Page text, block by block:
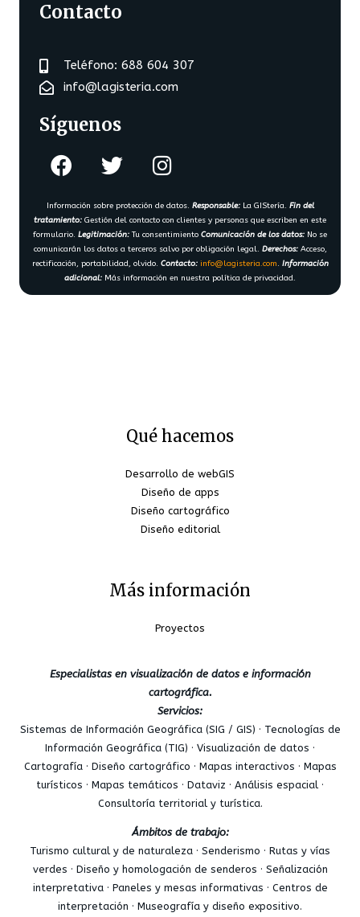
Contacto
Teléfono: 688 604 307
info@lagisteria.com
Síguenos
Información sobre protección de datos. Responsable:La GIStería. Fin del
tratamiento: Gestión del contacto con clientes y personas que escriben en este
formulario. Legitimación: Tu consentimiento Comunicación de los datos: No se
comunicarán los datos a terceros salvo por obligación legal. Derechos:Acceso,
rectificación, portabilidad, olvido. Contacto: info@lagisteria.com. Información
adicional: Más información en nuestra política de privacidad.
Qué hacemos
Desarrollo de webGIS
Diseño de apps
Diseño cartográfico
Diseño editorial
Más información
Proyectos
Especialistas en visualización de datos e información
cartográfica.
Servicios:
Sistemas de Información Geográfica (SIG / GIS) · Tecnologías de
Información Geográfica (TIG) · Visualización de datos ·
Cartografía · Diseño cartográfico · Mapas interactivos · Mapas
turísticos · Mapas temáticos · Dataviz · Análisis espacial ·
Consultoría territorial y turística.
Ámbitos de trabajo:
Turismo cultural y de naturaleza · Senderismo · Rutas y vías
verdes · Diseño y homologación de senderos · Señalización
interpretativa · Paneles y mesas informativas · Centros de
interpretación · Museografía y diseño expositivo.